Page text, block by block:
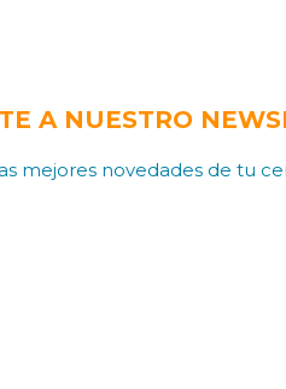
A NUESTRO
mejores novedades de tu